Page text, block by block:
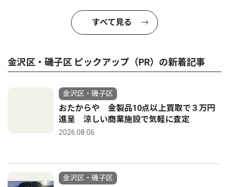
すべて見る
金沢区・磯子区 ピックアップ（PR）の新着記事
金沢区・磯子区
おたからや 金製品10点以上買取で３万円
進呈 涼しい商業施設で気軽に査定
2026.08.06
金沢区・磯子区